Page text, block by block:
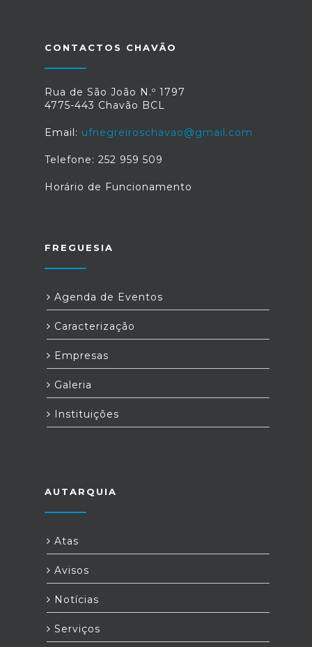
CONTACTOS CHAVÃO
Rua de São João N.º 1797
4775-443 Chavão BCL
Email: ufnegreiroschavao@gmail.com
Telefone: 252 959 509
Horário de Funcionamento
FREGUESIA
Agenda de Eventos
Caracterização
Empresas
Galeria
Instituições
AUTARQUIA
Atas
Avisos
Notícias
Serviços